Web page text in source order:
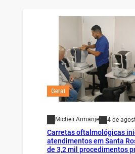
Geral
Micheli Armanje 4 de
Carretas oftalmológicas
atendimentos em Santa
de 3,2 mil procedimentos